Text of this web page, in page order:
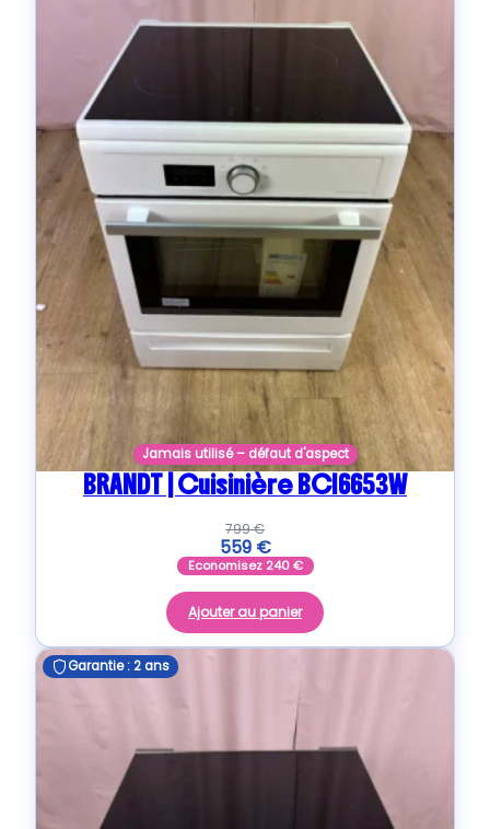
Jamais utilisé – défaut d'aspect
BRANDT | Cuisinière BCI6653W
799€
559 €
Economisez 240€
Ajouter au panier
Garantie : 2 ans